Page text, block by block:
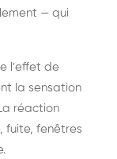
— qui
l'effet de
la sensation
réaction
fuite, fenêtres